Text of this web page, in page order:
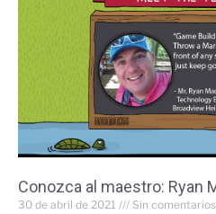
Conozca al maestro: Ryan
30 de abril de 2021 Sin comentarios